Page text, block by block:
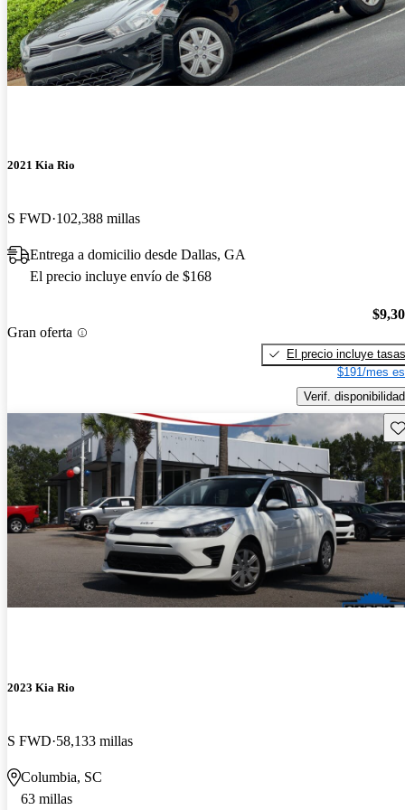
2021 Kia Rio
S FWD 102,388 millas
Entrega a domicilio desde Dallas, GA
El precio incluye envío de $168
Gran oferta
El precio incluye tasas
$191/mes
Verif. disponibilidad
2023 Kia Rio
S FWD 58,133 millas
Columbia, SC
63 millas